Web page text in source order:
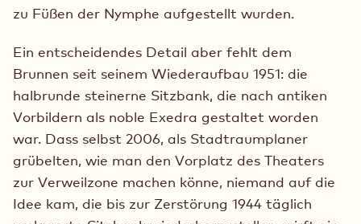
zu Füßen der Nymphe aufgestellt wurden.
Ein entscheidendes Detail aber fehlt dem
Brunnen seit seinem Wiederaufbau 1951: die
halbrunde steinerne Sitzbank, die nach antiken
Vorbildern als noble Exedra gestaltet worden
war. Dass selbst 2006, als Stadtraumplaner
grübelten, wie man den Vorplatz des Theaters
zur Verweilzone machen könne, niemand auf die
Idee kam, die bis zur Zerstörung 1944 täglich